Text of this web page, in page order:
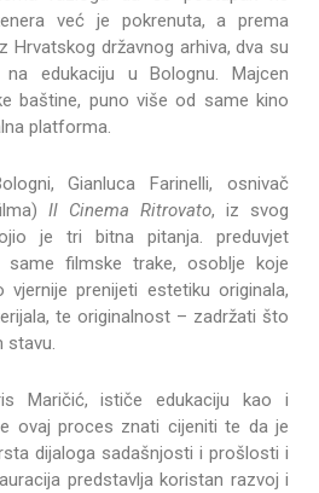
već je pokrenuta, a prema
Hrvatskog državnog arhiva, dva su
edukaciju u Bolognu. Majcen
baštine, puno više od same kino
platforma.
Gianluca Farinelli, osnivač
Il Cinema Ritrovato, iz svog
je tri bitna pitanja. preduvjet
same filmske trake, osoblje koje
prenijeti estetiku originala,
te originalnost – zadržati što
stavu.
Maričić, ističe edukaciju kao i
ovaj proces znati cijeniti te da je
dijaloga sadašnjosti i prošlosti i
predstavlja koristan razvoj i